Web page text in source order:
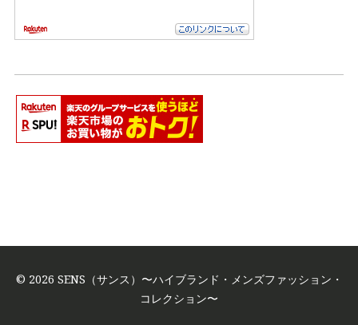
© 2026 SENS（サンス）〜ハイブランド・メンズファッション・
コレクション〜